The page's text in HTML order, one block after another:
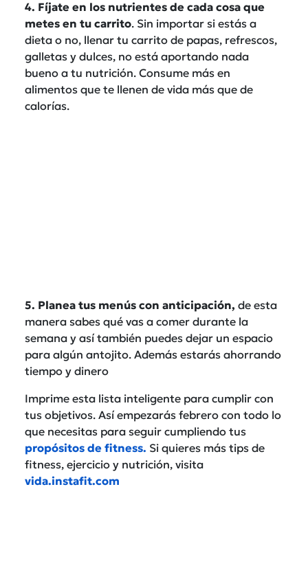
4. Fíjate en los nutrientes de cada cosa que
metes en tu carrito. Sin importar si estás a
dieta o no, llenar tu carrito de papas, refrescos,
galletas y dulces, no está aportando nada
bueno a tu nutrición. Consume más en
alimentos que te llenen de vida más que de
calorías.
5. Planea tus menús con anticipación, de esta
manera sabes qué vas a comer durante la
semana y así también puedes dejar un espacio
para algún antojito. Además estarás ahorrando
tiempo y dinero
Imprime esta lista inteligente para cumplir con
tus objetivos. Así empezarás febrero con todo lo
que necesitas para seguir cumpliendo tus
propósitos de fitness. Si quieres más tips de
fitness, ejercicio y nutrición, visita
vida.instafit.com